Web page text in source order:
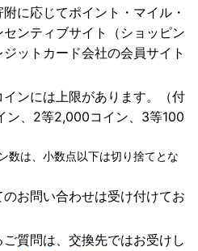
に応じてポイント・マイル・
ンティブサイト（ショッピン
ットカード会社の会員サイト
ンには上限があります。（付
ン、2等2,000コイン、3等100
数は、小数点以下は切り捨てとな
お問い合わせは受け付けてお
質問は、交換先ではお受けし